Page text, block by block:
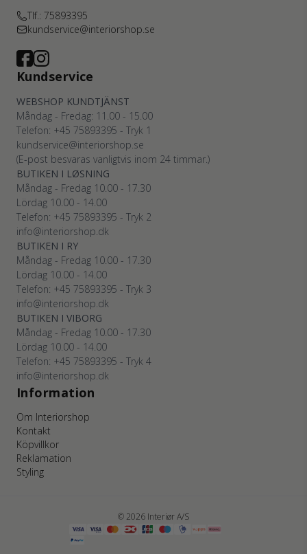
Tlf.: 75893395
kundservice@interiorshop.se
Kundservice
WEBSHOP KUNDTJÄNST
Måndag - Fredag: 11.00 - 15.00
Telefon: +45 75893395 - Tryk 1
kundservice@interiorshop.se
(E-post besvaras vanligtvis inom 24 timmar.)
BUTIKEN I LØSNING
Måndag - Fredag 10.00 - 17.30
Lördag 10.00 - 14.00
Telefon: +45 75893395 - Tryk 2
info@interiorshop.dk
BUTIKEN I RY
Måndag - Fredag 10.00 - 17.30
Lördag 10.00 - 14.00
Telefon: +45 75893395 - Tryk 3
info@interiorshop.dk
BUTIKEN I VIBORG
Måndag - Fredag 10.00 - 17.30
Lördag 10.00 - 14.00
Telefon: +45 75893395 - Tryk 4
info@interiorshop.dk
Information
Om Interiorshop
Kontakt
Köpvillkor
Reklamation
Styling
© 2026 Interiør A/S